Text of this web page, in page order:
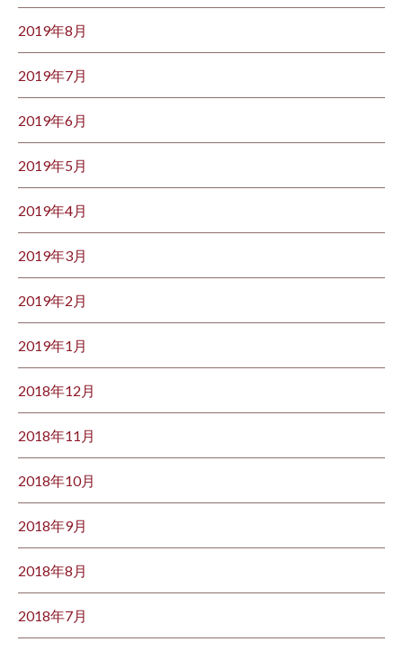
2019年8月
2019年7月
2019年6月
2019年5月
2019年4月
2019年3月
2019年2月
2019年1月
2018年12月
2018年11月
2018年10月
2018年9月
2018年8月
2018年7月